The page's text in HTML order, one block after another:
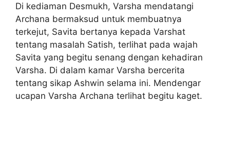
Di kediaman Desmukh, Varsha mendatangi
Archana bermaksud untuk membuatnya
terkejut, Savita bertanya kepada Varshat
tentang masalah Satish, terlihat pada wajah
Savita yang begitu senang dengan kehadiran
Varsha. Di dalam kamar Varsha bercerita
tentang sikap Ashwin selama ini. Mendengar
ucapan Varsha Archana terlihat begitu kaget.